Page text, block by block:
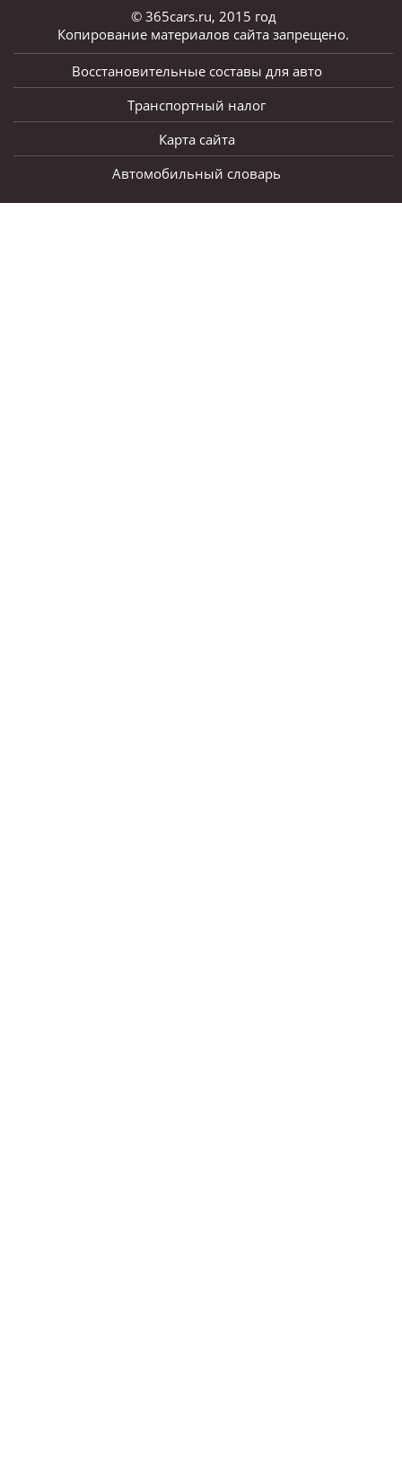
© 365cars.ru, 2015 год
Копирование материалов сайта запрещено.
Восстановительные составы для авто
Транспортный налог
Карта сайта
Автомобильный словарь